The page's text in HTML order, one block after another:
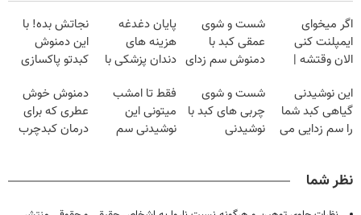
اگر میخوای
ایمپلنت کنی
الان وقتشه |
میلیون تومان!!!
شست و شوی
عمقی کبد با
دمنوش سم زدای
پایان دغدغه
هزینه های
دندان پزشکی با
خانگی
نجاتش بده! با
این دمنوش
کبدتو پاکسازی
مرجوعی
این نوشیدنی
گیاهی کبد شما
را سم زدایی می
شست و شوی
چربی های کبد با
نوشیدنی
فقط تا امشب
میتونی این
نوشیدنی سم
بخری
دمنوش خوش
عطری که برای
درمان کبدچرب
نظر شما